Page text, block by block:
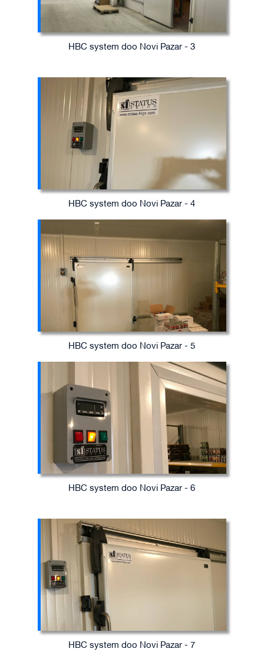
HBC system doo Novi Pazar - 3
HBC system doo Novi Pazar - 4
HBC system doo Novi Pazar - 5
HBC system doo Novi Pazar - 6
HBC system doo Novi Pazar - 7